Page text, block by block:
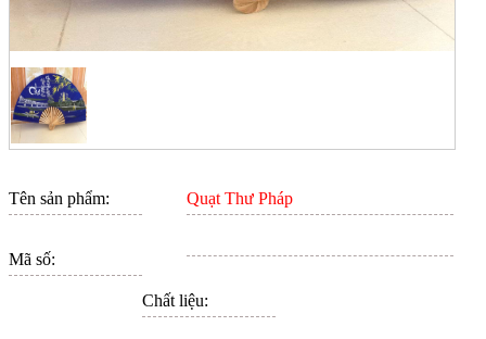
Tên sản phẩm: Quạt Thư Pháp
Mã số:
Chất liệu: